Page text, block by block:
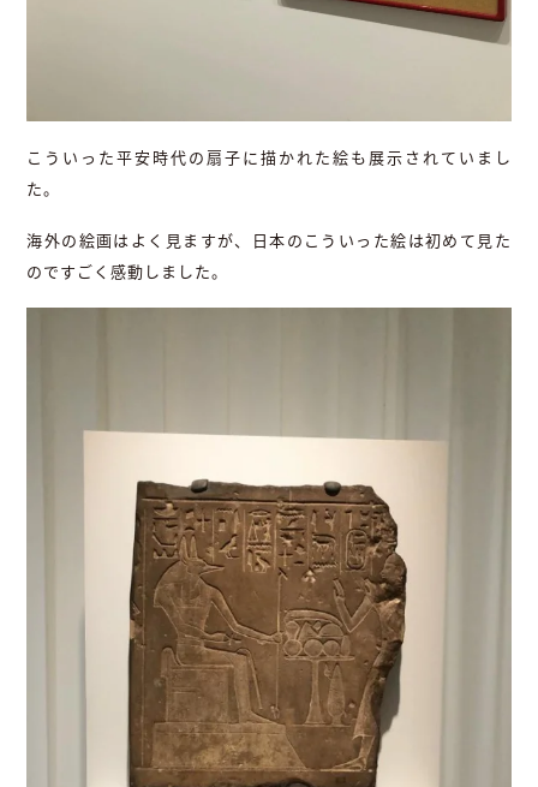
こういった平安時代の扇子に描かれた絵も展示されていまし
た。
海外の絵画はよく見ますが、日本のこういった絵は初めて見た
のですごく感動しました。